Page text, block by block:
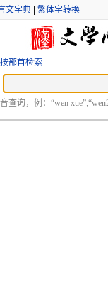
文字典| 繁体字转换
按部首检索
查询，例：“wen